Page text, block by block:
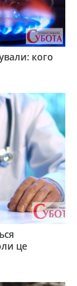
кого
це